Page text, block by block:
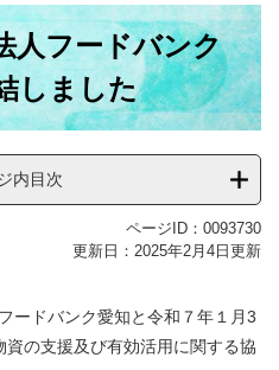
人フードバンク
しました
内目次
ページID：0093730
更新日：2025年2月4日更新
ードバンク愛知と令和７年１月3
の支援及び有効活用に関する協